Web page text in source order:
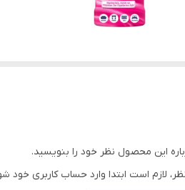
این محصول نظر خود را بنویسید.
لازم است ابتدا وارد حساب کاربری خود